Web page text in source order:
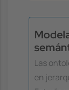
Las
en